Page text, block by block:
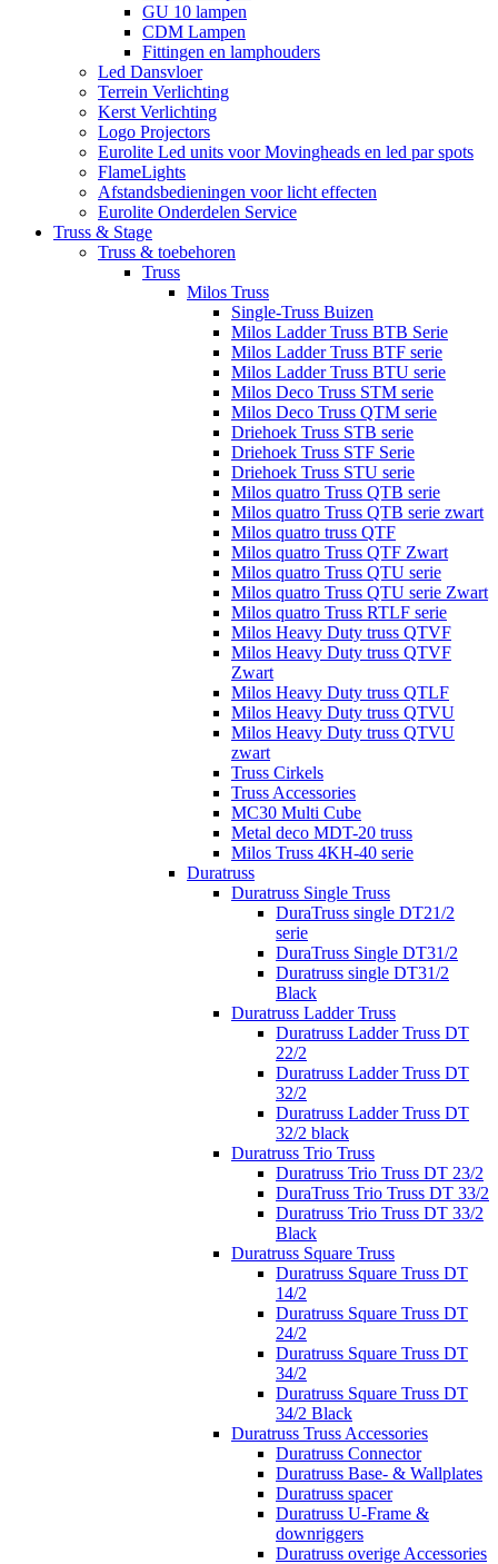
GU 10 lampen
CDM Lampen
Fittingen en lamphouders
Led Dansvloer
Terrein Verlichting
Kerst Verlichting
Logo Projectors
Eurolite Led units voor Movingheads en led par spots
FlameLights
Afstandsbedieningen voor licht effecten
Eurolite Onderdelen Service
Truss & Stage
Truss & toebehoren
Truss
Milos Truss
Single-Truss Buizen
Milos Ladder Truss BTB Serie
Milos Ladder Truss BTF serie
Milos Ladder Truss BTU serie
Milos Deco Truss STM serie
Milos Deco Truss QTM serie
Driehoek Truss STB serie
Driehoek Truss STF Serie
Driehoek Truss STU serie
Milos quatro Truss QTB serie
Milos quatro Truss QTB serie zwart
Milos quatro truss QTF
Milos quatro Truss QTF Zwart
Milos quatro Truss QTU serie
Milos quatro Truss QTU serie Zwart
Milos quatro Truss RTLF serie
Milos Heavy Duty truss QTVF
Milos Heavy Duty truss QTVF
Zwart
Milos Heavy Duty truss QTLF
Milos Heavy Duty truss QTVU
Milos Heavy Duty truss QTVU
zwart
Truss Cirkels
Truss Accessories
MC30 Multi Cube
Metal deco MDT-20 truss
Milos Truss 4KH-40 serie
Duratruss
Duratruss Single Truss
DuraTruss single DT21/2
serie
DuraTruss Single DT31/2
Duratruss single DT31/2
Black
Duratruss Ladder Truss
Duratruss Ladder Truss DT
22/2
Duratruss Ladder Truss DT
32/2
Duratruss Ladder Truss DT
32/2 black
Duratruss Trio Truss
Duratruss Trio Truss DT 23/2
DuraTruss Trio Truss DT 33/2
Duratruss Trio Truss DT 33/2
Black
Duratruss Square Truss
Duratruss Square Truss DT
14/2
Duratruss Square Truss DT
24/2
Duratruss Square Truss DT
34/2
Duratruss Square Truss DT
34/2 Black
Duratruss Truss Accessories
Duratruss Connector
Duratruss Base- & Wallplates
Duratruss spacer
Duratruss U-Frame &
downriggers
Duratruss overige Accessories